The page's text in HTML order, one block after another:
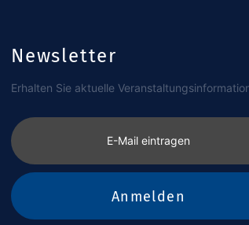
Newsletter
Erhalten Sie aktuelle
E-Mail eintragen
Anmelden